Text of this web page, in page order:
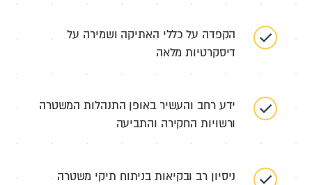
הקפדה על כללי האתיקה ושמירה על
דיסקרטיות מלאה
ידע רחב והעשיר באופן התנהלות המשטרה
ורשויות החקירה והתביעה
ניסיון רב ובקיאות בניתוח תיקי משטרה